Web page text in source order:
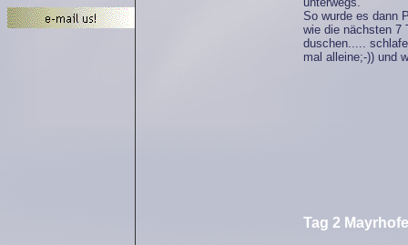
So wurde es dann
wie die nächsten 7
duschen.....
mal alleine;-)) und
Tag 2